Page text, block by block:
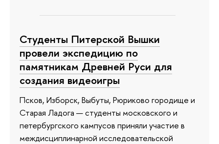
Студенты Питерской Вышки
провели экспедицию по
памятникам Древней Руси для
создания видеоигры
Псков, Изборск, Выбуты, Рюриково городище и
Старая Ладога — студенты московского и
петербургского кампусов приняли участие в
междисциплинарной исследовательской